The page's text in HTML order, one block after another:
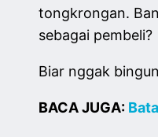
tongkrongan.
sebagai pembeli?
Biar nggak
BACA JUGA: